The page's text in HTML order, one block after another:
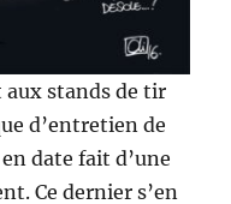
aux stands de tir
d’entretien de
date fait d’une
Ce dernier s’en